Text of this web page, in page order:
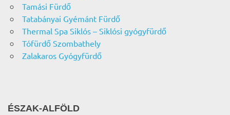
Tamási Fürdő
Tatabányai Gyémánt Fürdő
Thermal Spa Siklós – Siklósi gyógyfürdő
Tófürdő Szombathely
Zalakaros Gyógyfürdő
ÉSZAK-ALFÖLD